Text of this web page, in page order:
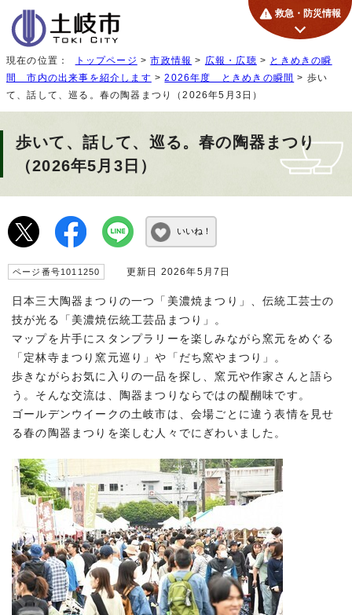
救急・防災情報
現在の位置： トップページ >市政情報 > 広報・広聴 > ときめきの瞬
間 市内の出来事を紹介します >2026年度 ときめきの瞬間 > 歩い
て、話して、巡る。春の陶器まつり（2026年5月3日）
歩いて、話して、巡る。春の陶器まつり
（2026年5月3日）
いいね！
ページ番号1011250 更新日 2026年5月7日
日本三大陶器まつりの一つ「美濃焼まつり」、伝統工芸士の
技が光る「美濃焼伝統工芸品まつり」。
マップを片手にスタンプラリーを楽しみながら窯元をめぐる
「定林寺まつり窯元巡り」や「だち窯やまつり」。
歩きながらお気に入りの一品を探し、窯元や作家さんと語ら
う。そんな交流は、陶器まつりならではの醍醐味です。
ゴールデンウイークの土岐市は、会場ごとに違う表情を見せ
る春の陶器まつりを楽しむ人々でにぎわいました。